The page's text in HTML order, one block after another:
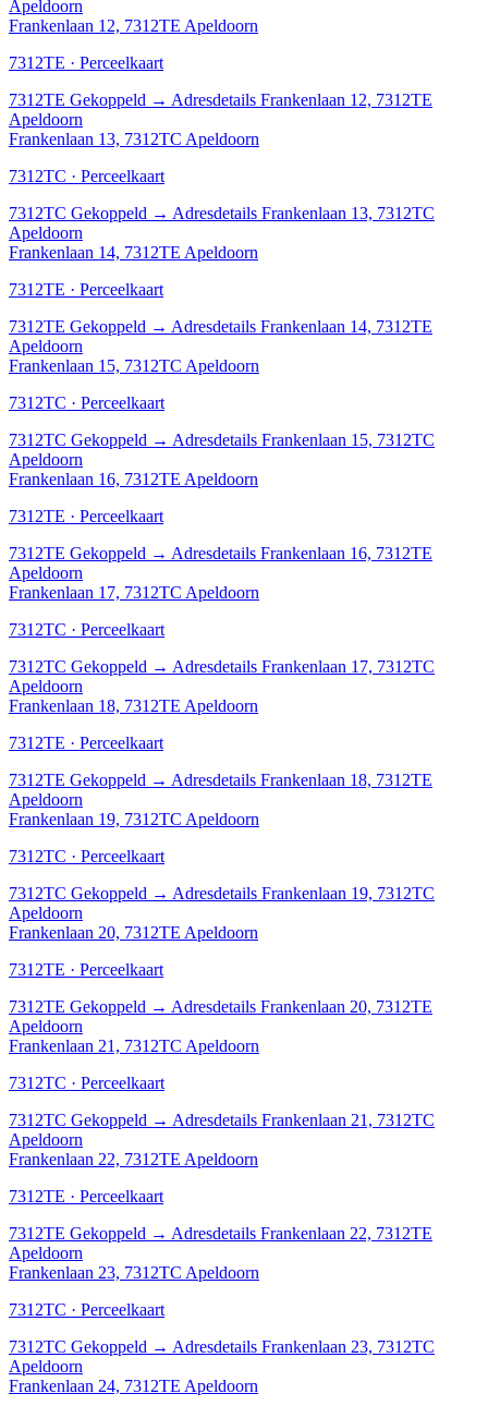
Apeldoorn
Frankenlaan 12, 7312TE Apeldoorn
7312TE · Perceelkaart
7312TE Gekoppeld → Adresdetails Frankenlaan 12, 7312TE
Apeldoorn
Frankenlaan 13, 7312TC Apeldoorn
7312TC · Perceelkaart
7312TC Gekoppeld → Adresdetails Frankenlaan 13, 7312TC
Apeldoorn
Frankenlaan 14, 7312TE Apeldoorn
7312TE · Perceelkaart
7312TE Gekoppeld → Adresdetails Frankenlaan 14, 7312TE
Apeldoorn
Frankenlaan 15, 7312TC Apeldoorn
7312TC · Perceelkaart
7312TC Gekoppeld → Adresdetails Frankenlaan 15, 7312TC
Apeldoorn
Frankenlaan 16, 7312TE Apeldoorn
7312TE · Perceelkaart
7312TE Gekoppeld → Adresdetails Frankenlaan 16, 7312TE
Apeldoorn
Frankenlaan 17, 7312TC Apeldoorn
7312TC · Perceelkaart
7312TC Gekoppeld → Adresdetails Frankenlaan 17, 7312TC
Apeldoorn
Frankenlaan 18, 7312TE Apeldoorn
7312TE · Perceelkaart
7312TE Gekoppeld → Adresdetails Frankenlaan 18, 7312TE
Apeldoorn
Frankenlaan 19, 7312TC Apeldoorn
7312TC · Perceelkaart
7312TC Gekoppeld → Adresdetails Frankenlaan 19, 7312TC
Apeldoorn
Frankenlaan 20, 7312TE Apeldoorn
7312TE · Perceelkaart
7312TE Gekoppeld → Adresdetails Frankenlaan 20, 7312TE
Apeldoorn
Frankenlaan 21, 7312TC Apeldoorn
7312TC · Perceelkaart
7312TC Gekoppeld → Adresdetails Frankenlaan 21, 7312TC
Apeldoorn
Frankenlaan 22, 7312TE Apeldoorn
7312TE · Perceelkaart
7312TE Gekoppeld → Adresdetails Frankenlaan 22, 7312TE
Apeldoorn
Frankenlaan 23, 7312TC Apeldoorn
7312TC · Perceelkaart
7312TC Gekoppeld → Adresdetails Frankenlaan 23, 7312TC
Apeldoorn
Frankenlaan 24, 7312TE Apeldoorn